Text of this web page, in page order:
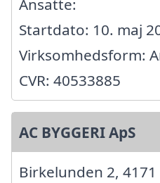
Ansatte:
Startdato: 10. maj
Virksomhedsform:
CVR: 40533885
AC BYGGERI ApS
Birkelunden 2,